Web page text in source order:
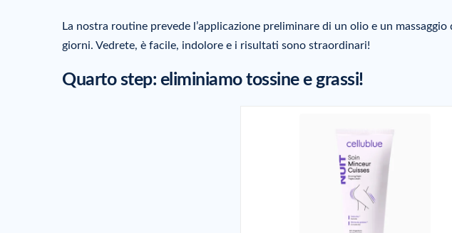
La nostra routine prevede l’applicazione preliminare di un olio e un
giorni. Vedrete, è facile, indolore e i risultati sono straordinari!
Quarto step: eliminiamo tossine e grassi!